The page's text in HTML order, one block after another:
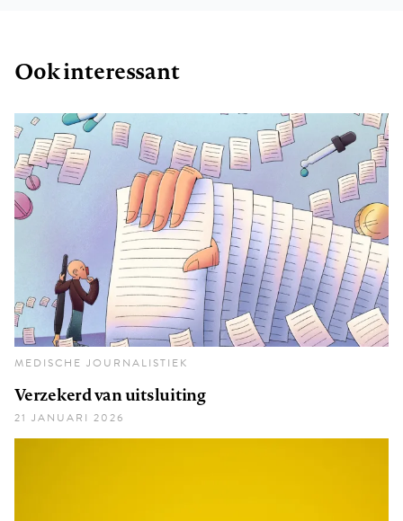
Ook interessant
MEDISCHE JOURNALISTIEK
Verzekerd van uitsluiting
21 JANUARI 2026